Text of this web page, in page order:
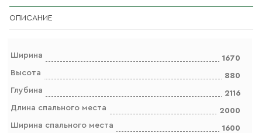
ОПИСАНИЕ
Ширина
1670
Высота
880
Глубина
2116
Длина спального места
2000
Ширина спального места
1600